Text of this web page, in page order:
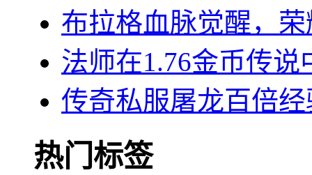
布拉格血脉觉醒，
法师在1.76金币传
传奇私服屠龙百倍
热门标签